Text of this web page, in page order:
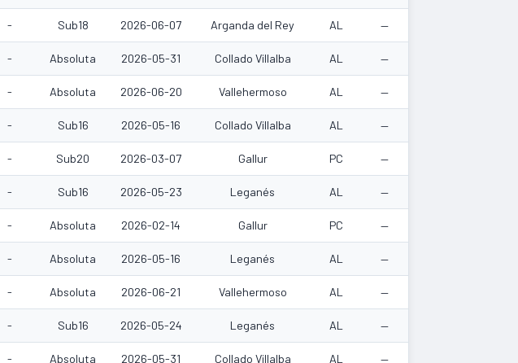
- Sub18 2026-06-07 Arganda del Rey AL —
- Absoluta 2026-05-31 Collado Villalba AL —
- Absoluta 2026-06-20 Vallehermoso AL —
- Sub16 2026-05-16 Collado Villalba AL —
- Sub20 2026-03-07 Gallur PC —
- Sub16 2026-05-23 Leganés AL —
- Absoluta 2026-02-14 Gallur PC —
- Absoluta 2026-05-16 Leganés AL —
- Absoluta 2026-06-21 Vallehermoso AL —
- Sub16 2026-05-24 Leganés AL —
- Absoluta 2026-05-31 Collado Villalba AL —